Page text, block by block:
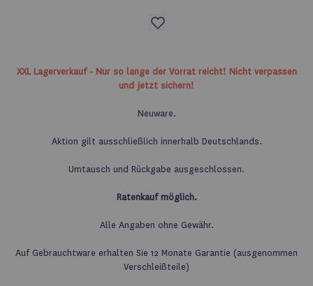
Auf
die
XXL Lagerverkauf - Nur so lange der Vorrat reicht! Nicht verpassen
und jetzt sichern!
Neuware.
Aktion gilt ausschließlich innerhalb Deutschlands.
Umtausch und Rückgabe ausgeschlossen.
Ratenkauf möglich.
Alle Angaben ohne Gewähr.
Auf Gebrauchtware erhalten Sie 12 Monate Garantie (ausgenommen
Verschleißteile)